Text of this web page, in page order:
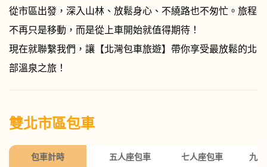
從市區出發，深入山林、放鬆身心、不繞路也不匆忙。旅程
不再只是移動，而是從上車開始就值得期待！
現在就聯繫我們，讓【北灣包車旅遊】帶你享受最放鬆的北
部溫泉之旅！
雙北市區包車
包車計時 五人座包車 七人座包車 九